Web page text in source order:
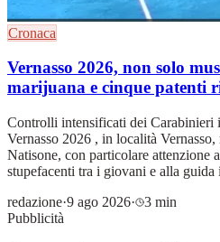
Cronaca
Vernasso 2026, non solo
marijuana e cinque patenti
Controlli intensificati dei Carabinieri
Vernasso 2026 , in località
Natisone, con particolare attenzione
stupefacenti tra i giovani e alla guida
redazione·9 ago 2026·
3 min
Pubblicità